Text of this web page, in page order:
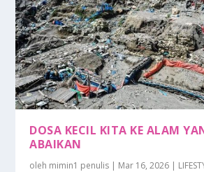
DOSA KECIL KITA KE ALAM
ABAIKAN
oleh mimin1 penulis | Mar 16, 2026 |